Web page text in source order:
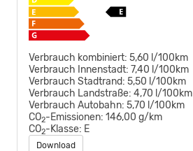
Verbrauch kombiniert: 5,60 l/100km
Verbrauch Innenstadt: 7,40 l/100km
Verbrauch Stadtrand: 5,50 l/100km
Verbrauch Landstraße: 4,70 l/100km
Verbrauch Autobahn: 5,70 l/100km
CO2-Emissionen: 146,00 g/km
CO2-Klasse: E
Download